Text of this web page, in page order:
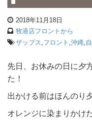
2018年11月18日
牧港店フロントから
ザップス フロント 沖縄
先日、お休みの日に夕
た！
出かける前はほんのり
オレンジに染まりかけ